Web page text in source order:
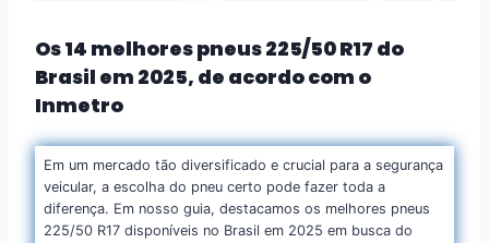
Os 14 melhores pneus 225/50 R17 do
Brasil em 2025, de acordo com o
Inmetro
Em um mercado tão diversificado e crucial para a segurança
veicular, a escolha do pneu certo pode fazer toda a
diferença. Em nosso guia, destacamos os melhores pneus
225/50 R17 disponíveis no Brasil em 2025 em busca do